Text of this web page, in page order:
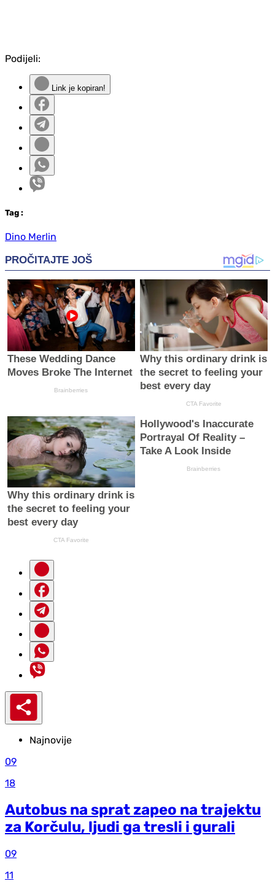
Podijeli:
Link je kopiran!
Tag :
Dino Merlin
Najnovije
09
18
Autobus na sprat zapeo na trajektu
za Korčulu, ljudi ga tresli i gurali
09
11